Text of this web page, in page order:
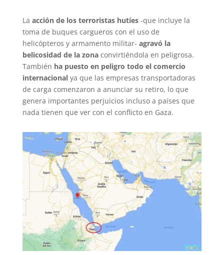
La acción de los terroristas hutíes-que incluye la
toma de buques cargueros con el uso de
helicópteros y armamento militar- agravó la
belicosidad de la zonaconvirtiéndola en peligrosa.
También ha puesto en peligro todo el comercio
internacionalya que las empresas transportadoras
de carga comenzaron a anunciar su retiro, lo que
genera importantes perjuicios incluso a países que
nada tienen que ver con el conflicto en Gaza.